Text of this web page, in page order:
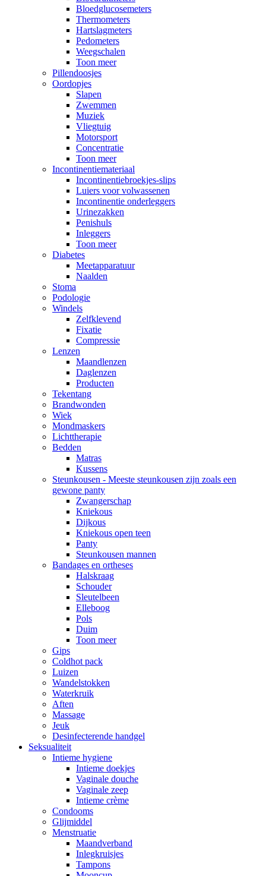
Bloedglucosemeters
Thermometers
Hartslagmeters
Pedometers
Weegschalen
Toon meer
Pillendoosjes
Oordopjes
Slapen
Zwemmen
Muziek
Vliegtuig
Motorsport
Concentratie
Toon meer
Incontinentiemateriaal
Incontinentiebroekjes-slips
Luiers voor volwassenen
Incontinentie onderleggers
Urinezakken
Penishuls
Inleggers
Toon meer
Diabetes
Meetapparatuur
Naalden
Stoma
Podologie
Windels
Zelfklevend
Fixatie
Compressie
Lenzen
Maandlenzen
Daglenzen
Producten
Tekentang
Brandwonden
Wiek
Mondmaskers
Lichttherapie
Bedden
Matras
Kussens
Steunkousen - Meeste steunkousen zijn zoals een
gewone panty
Zwangerschap
Kniekous
Dijkous
Kniekous open teen
Panty
Steunkousen mannen
Bandages en ortheses
Halskraag
Schouder
Sleutelbeen
Elleboog
Pols
Duim
Toon meer
Gips
Coldhot pack
Luizen
Wandelstokken
Waterkruik
Aften
Massage
Jeuk
Desinfecterende handgel
Seksualiteit
Intieme hygiene
Intieme doekjes
Vaginale douche
Vaginale zeep
Intieme crème
Condooms
Glijmiddel
Menstruatie
Maandverband
Inlegkruisjes
Tampons